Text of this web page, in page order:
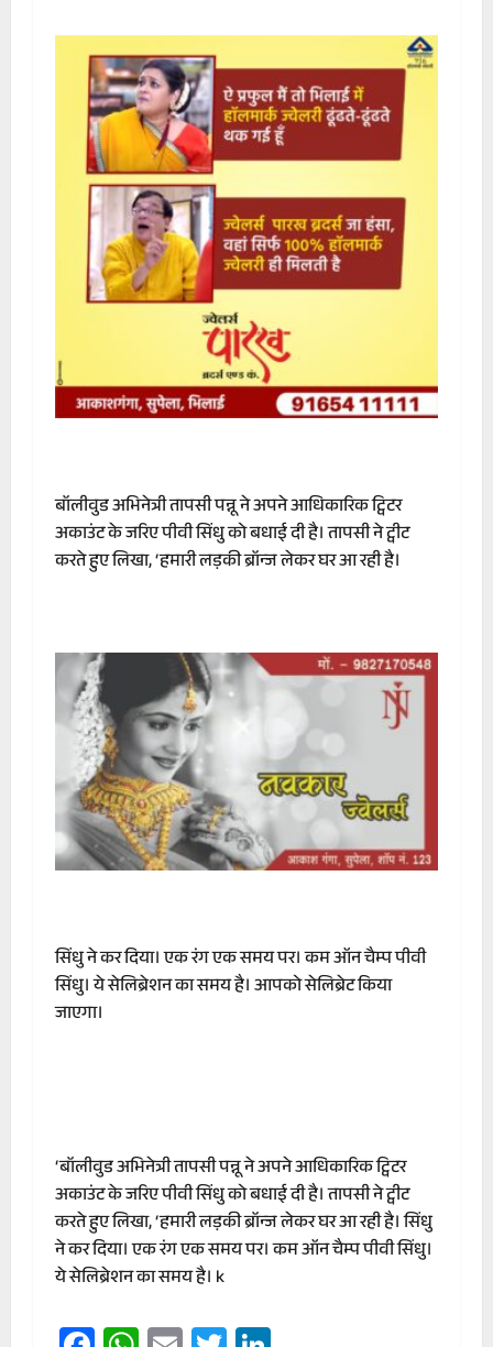
बॉलीवुड अभिनेत्री तापसी पन्नू ने अपने आधिकारिक ट्विटर
अकाउंट के जरिए पीवी सिंधु को बधाई दी है। तापसी ने ट्वीट
करते हुए लिखा, ‘हमारी लड़की ब्रॉन्ज लेकर घर आ रही है।
सिंधु ने कर दिया। एक रंग एक समय पर। कम ऑन चैम्प पीवी
सिंधु। ये सेलिब्रेशन का समय है। आपको सेलिब्रेट किया
जाएगा।
‘बॉलीवुड अभिनेत्री तापसी पन्नू ने अपने आधिकारिक ट्विटर
अकाउंट के जरिए पीवी सिंधु को बधाई दी है। तापसी ने ट्वीट
करते हुए लिखा, ‘हमारी लड़की ब्रॉन्ज लेकर घर आ रही है। सिंधु
ने कर दिया। एक रंग एक समय पर। कम ऑन चैम्प पीवी सिंधु।
ये सेलिब्रेशन का समय है। k